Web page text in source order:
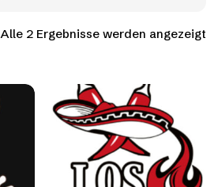
Alle 2 Ergebnisse werden angezeigt